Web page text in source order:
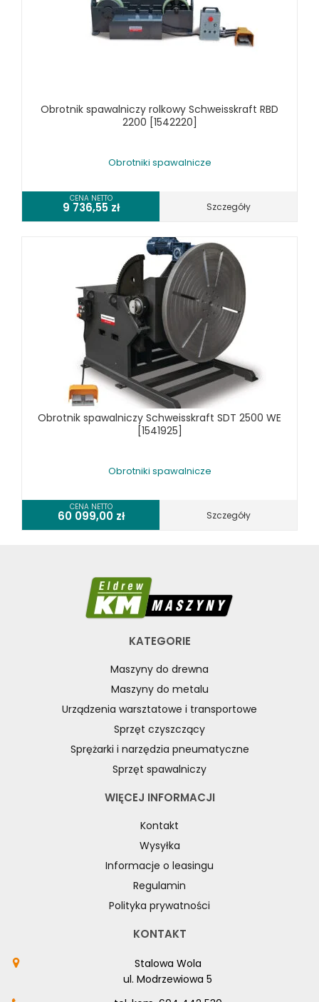
Obrotnik spawalniczy rolkowy Schweisskraft RBD
2200 [1542220]
Obrotniki spawalnicze
CENA NETTO
9 736,55 zł Szczegóły
Obrotnik spawalniczy Schweisskraft SDT 2500 WE
[1541925]
Obrotniki spawalnicze
CENA NETTO
60 099,00 zł Szczegóły
KATEGORIE
Maszyny do drewna
Maszyny do metalu
Urządzenia warsztatowe i transportowe
Sprzęt czyszczący
Sprężarki i narzędzia pneumatyczne
Sprzęt spawalniczy
WIĘCEJ INFORMACJI
Kontakt
Wysyłka
Informacje o leasingu
Regulamin
Polityka prywatności
KONTAKT
Stalowa Wola
ul. Modrzewiowa 5